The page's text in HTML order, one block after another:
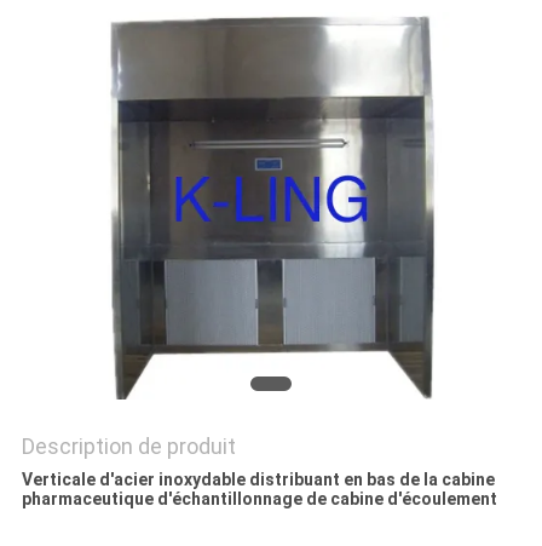
AFFAIRES
POLITIQUE
CONFIDENTIALITÉ
Description de produit
Verticale d'acier inoxydable distribuant en bas de la cabine
pharmaceutique d'échantillonnage de cabine d'écoulement